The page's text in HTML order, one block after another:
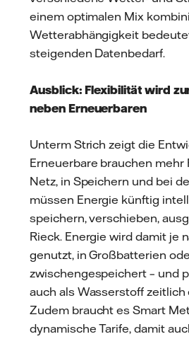
einem optimalen Mix
Wetterabhängigkeit
steigenden Datenbedarf.
Ausblick: Flexibilität wird
neben Erneuerbaren
Unterm Strich zeigt die
Erneuerbare brauchen mehr
Netz, in Speichern und bei
müssen Energie künftig
speichern, verschieben,
Rieck. Energie wird damit je
genutzt, in Großbatterien
zwischengespeichert – und
auch als Wasserstoff
Zudem braucht es Smart
dynamische Tarife, damit